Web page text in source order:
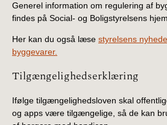
Generel information om regulering af
findes på Social- og Boligstyrelsens
Her kan du også læse styrelsens
byggevarer.
Tilgængelighedserklæring
Ifølge tilgængelighedsloven skal
og apps være tilgængelige, så de kan